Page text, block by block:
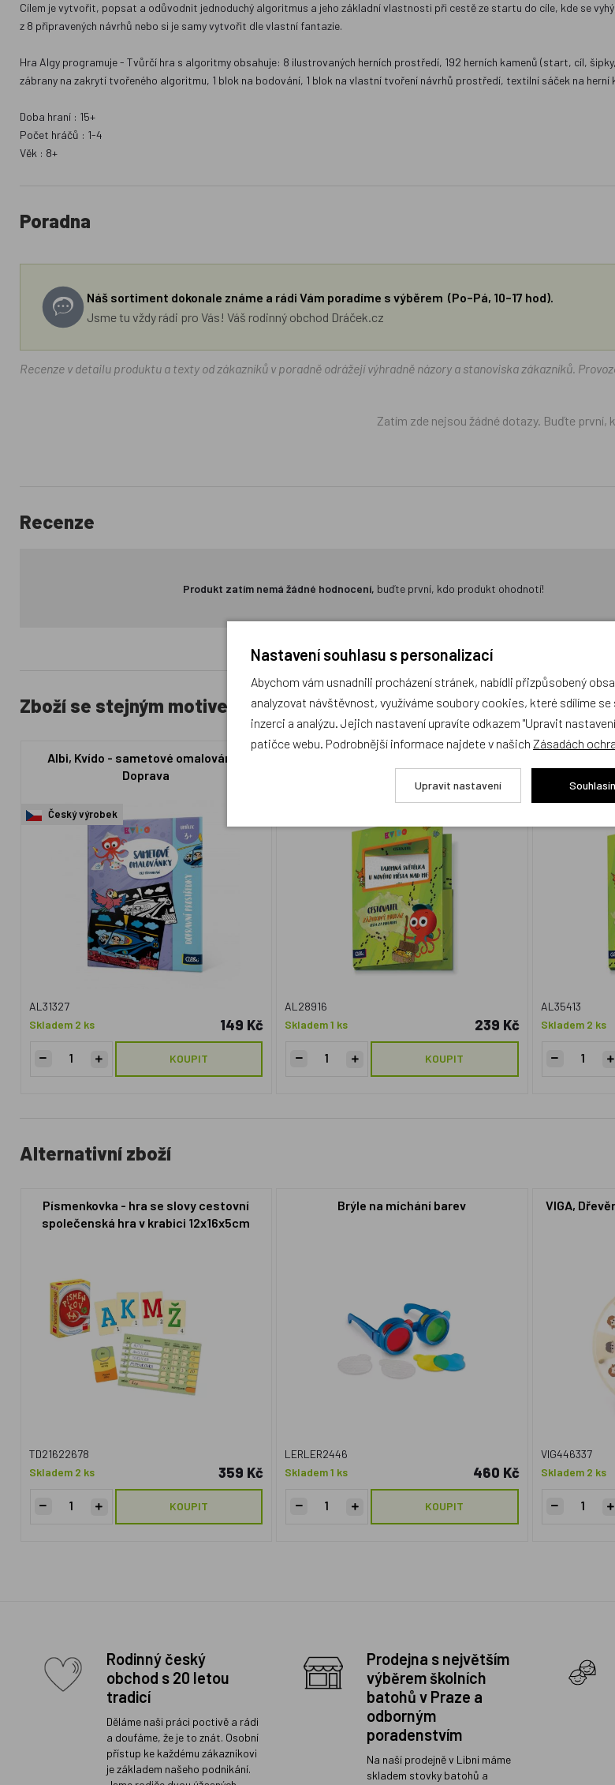
Cílem je vytvořit, popsat a odůvodnit jednoduchý algoritmus a jeho základní vlastnosti při cestě ze startu do cíle, kde se
z 8 připravených návrhů nebo si je samy vytvořit dle vlastní fantazie.
Hra Algy programuje - Tvůrčí hra s algoritmy obsahuje: 8 ilustrovaných herních prostředí, 192 herních kamenů (start, cíl,
zábrany na zakrytí tvořeného algoritmu, 1 blok na bodování, 1 blok na vlastní tvoření návrhů prostředí, textilní sáček na herní
Doba hraní : 15+
Počet hráčů : 1-4
Věk : 8+
Poradna
Náš sortiment dokonale známe a rádi Vám poradíme s výběrem (Po–Pá, 10–17 hod).
Jsme tu vždy rádi pro Vás! Váš rodinný obchod Dráček.cz
Recenze v detailu produktu a texty od zákazníků v poradně odrážejí výhradně názory a stanoviska zákazníků.
Zatím zde nejsou žádné dotazy. Buďte první,
Recenze
Produkt zatím nemá žádné hodnocení, buďte první, kdo produkt ohodnotí!
Zboží se stejným motivem
Albi, Kvído - sametové omalovánky
Doprava
Český výrobek
AL31327
Skladem 2 ks
149 Kč
KOUPIT
AL28916
Skladem 1 ks
239 Kč
KOUPIT
AL35413
Skladem 2 ks
Alternativní zboží
Písmenkovka - hra se slovy cestovní
společenská hra v krabici 12x16x5cm
TD21622678
Skladem 2 ks
359 Kč
KOUPIT
Brýle na míchání barev
LERLER2446
Skladem 1 ks
460 Kč
KOUPIT
VIGA,
VIG446337
Skladem 2 ks
Rodinný český
obchod s 20 letou
tradicí
Děláme naši práci poctivě a rádi
a doufáme, že je to znát. Osobní
přístup ke každému zákazníkovi
je základem našeho podnikání.
Prodejna s největším
výběrem školních
batohů v Praze a
odborným
poradenstvím
Na naší prodejně v Libni máme
skladem stovky batohů a
Nastavení souhlasu s personalizací
Abychom vám usnadnili procházení stránek, nabídli přizpůsobený
analyzovat návštěvnost, využíváme soubory cookies, které sdílíme
inzerci a analýzu. Jejich nastavení upravíte odkazem "Upravit
patičce webu. Podrobnější informace najdete v našich Zásadách
Upravit nastavení